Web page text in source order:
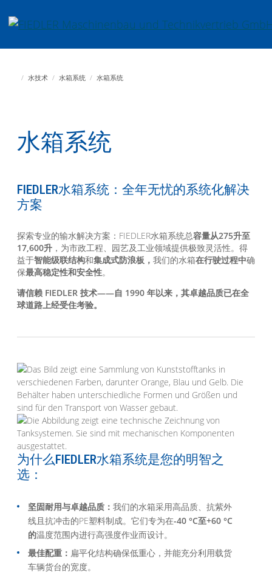
Fiedler Maschinenbau und Technikvertrieb GmbH
水技术 水箱系统 水箱系统
水箱系统
FIEDLER水箱系统：全年无忧的系统化解决
方案
探索专业的输水解决方案：FIEDLER水箱系统总容量从275升至
17,600升 ，为市政工程、园艺及工业领域提供极致灵活性。得
益于智能级联结构和集成式防浪板， 我们的水箱在行驶过程中确
保最高稳定性和安全性。
请信赖 FIEDLER 技术——自 1990 年以来，其卓越品质已在全
球道路上经受住考验。
为什么FIEDLER水箱系统是您的明智之
选：
坚固耐用与卓越品质：我们的水箱采用高品质、抗紫外
线且抗冲击的PE塑料制成。它们专为在-40 °C至+60 °C
的温度范围内进行高强度作业而设计。
最佳配重： 扁平化结构确保低重心，并能充分利用载货
车辆货台的宽度。